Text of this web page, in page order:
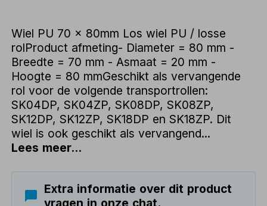
Wiel PU 70 x 80mm Los wiel PU / losse
rolProduct afmeting- Diameter = 80 mm -
Breedte = 70 mm - Asmaat = 20 mm -
Hoogte = 80 mmGeschikt als vervangende
rol voor de volgende transportrollen:
SK04DP, SK04ZP, SK08DP, SK08ZP,
SK12DP, SK12ZP, SK18DP en SK18ZP. Dit
wiel is ook geschikt als vervangend...
Lees meer...
Extra informatie over dit product